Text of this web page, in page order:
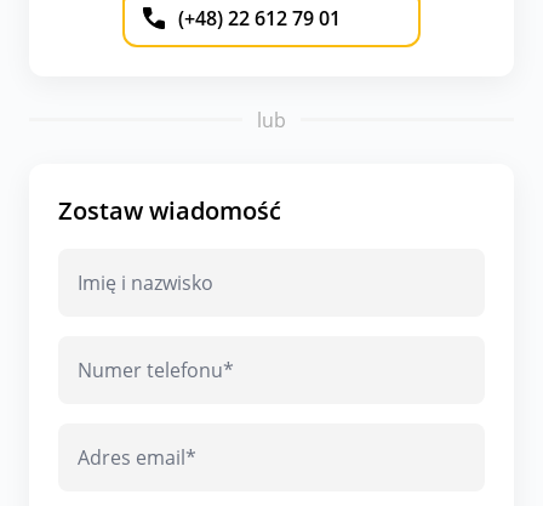
(+48) 22 612 79 01
lub
Zostaw wiadomość